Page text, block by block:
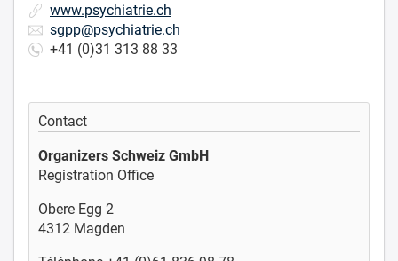
www.psychiatrie.ch
sgpp@psychiatrie.ch
+41 (0)31 313 88 33
Contact
Organizers Schweiz GmbH
Registration Office
Obere Egg 2
4312 Magden